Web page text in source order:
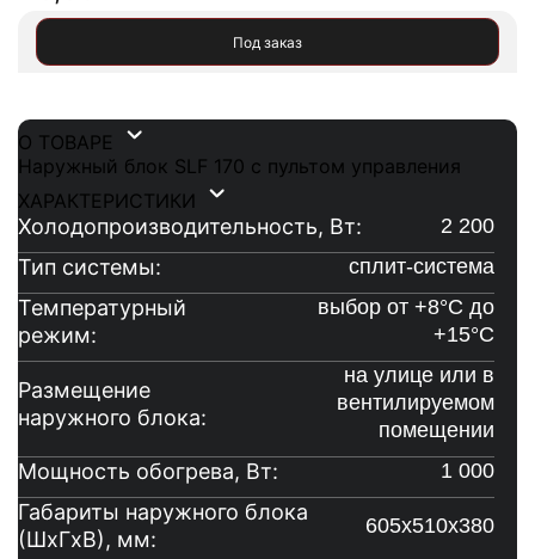
Под заказ
О ТОВАРЕ
Наружный блок SLF 170 с пультом управления
ХАРАКТЕРИСТИКИ
Холодопроизводительность, Вт: 2 200
Тип системы: сплит-система
Температурный
режим:
выбор от +8°C до
+15°C
Размещение
наружного блока:
на улице или в
вентилируемом
помещении
Мощность обогрева, Вт: 1 000
Габариты наружного блока
(ШxГxВ), мм:
605х510х380